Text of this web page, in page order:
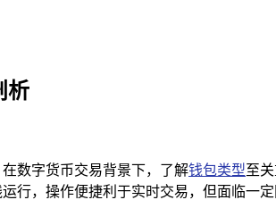
析
数字货币交易背景下，了解钱包类型至
行，操作便捷利于实时交易，但面临一